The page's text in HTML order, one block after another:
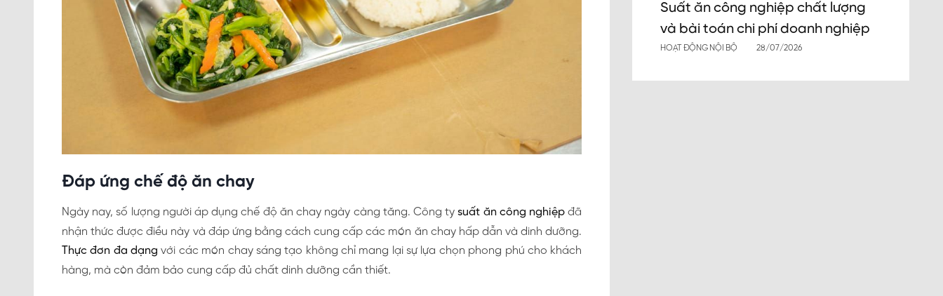
Đáp ứng chế độ ăn chay
Ngày nay, số lượng người áp dụng chế độ ăn chay ngày càng tăng. Công ty suất ăn công nghiệp đã
nhận thức được điều này và đáp ứng bằng cách cung cấp các món ăn chay hấp dẫn và dinh dưỡng.
Thực đơn đa dạng với các món chay sáng tạo không chỉ mang lại sự lựa chọn phong phú cho khách
hàng, mà còn đảm bảo cung cấp đủ chất dinh dưỡng cần thiết.
Suất ăn công nghiệp chất lượng
và bài toán chi phí doanh nghiệp
HOẠT ĐỘNG NỘI BỘ 28/07/2026